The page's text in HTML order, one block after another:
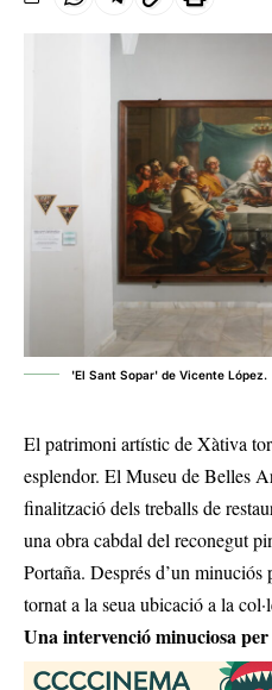
'El Sant Sopar' de Vicente López.
El patrimoni artístic de Xàtiva
esplendor. El Museu de Belles
finalització dels treballs de
una obra cabdal del reconegut
Portaña. Després d’un minuciós
tornat a la seua ubicació a la
Una intervenció minuciosa